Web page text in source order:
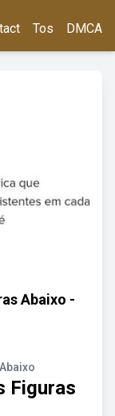
Tos DMCA
Abaixo -
Figuras